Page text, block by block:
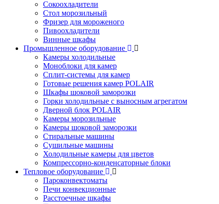
Сокоохладители
Стол морозильный
Фризер для мороженого
Пивоохладители
Винные шкафы
Промышленное оборудование
Камеры холодильные
Моноблоки для камер
Сплит-системы для камер
Готовые решения камер POLAIR
Шкафы шоковой заморозки
Горки холодильные с выносным агрегатом
Дверной блок POLAIR
Камеры морозильные
Камеры шоковой заморозки
Стиральные машины
Сушильные машины
Холодильные камеры для цветов
Компрессорно-конденсаторные блоки
Тепловое оборудование
Пароконвектоматы
Печи конвекционные
Расстоечные шкафы